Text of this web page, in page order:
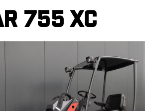
755 XC